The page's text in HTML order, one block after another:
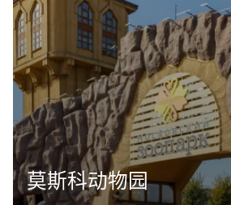
莫斯科动物园